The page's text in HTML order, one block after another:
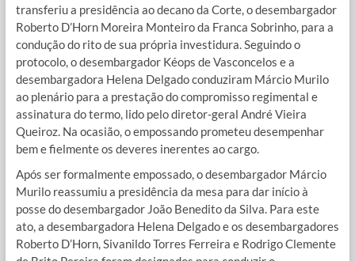
transferiu a presidência ao decano da Corte, o desembargador
Roberto D’Horn Moreira Monteiro da Franca Sobrinho, para a
condução do rito de sua própria investidura. Seguindo o
protocolo, o desembargador Kéops de Vasconcelos e a
desembargadora Helena Delgado conduziram Márcio Murilo
ao plenário para a prestação do compromisso regimental e
assinatura do termo, lido pelo diretor-geral André Vieira
Queiroz. Na ocasião, o empossando prometeu desempenhar
bem e fielmente os deveres inerentes ao cargo.
Após ser formalmente empossado, o desembargador Márcio
Murilo reassumiu a presidência da mesa para dar início à
posse do desembargador João Benedito da Silva. Para este
ato, a desembargadora Helena Delgado e os desembargadores
Roberto D’Horn, Sivanildo Torres Ferreira e Rodrigo Clemente